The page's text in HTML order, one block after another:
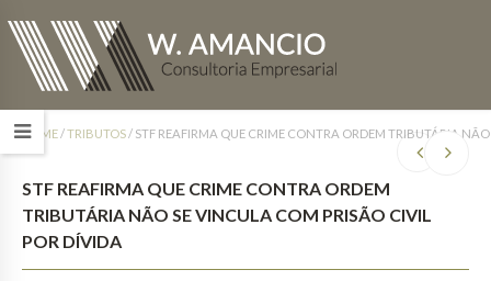
HOME/TRIBUTOS/ STF REAFIRMA QUE CRIME CONTRA ORDEM TRIBUTÁRIA
STF REAFIRMA QUE CRIME CONTRA ORDEM
TRIBUTÁRIA NÃO SE VINCULA COM PRISÃO CIVIL
POR DÍVIDA